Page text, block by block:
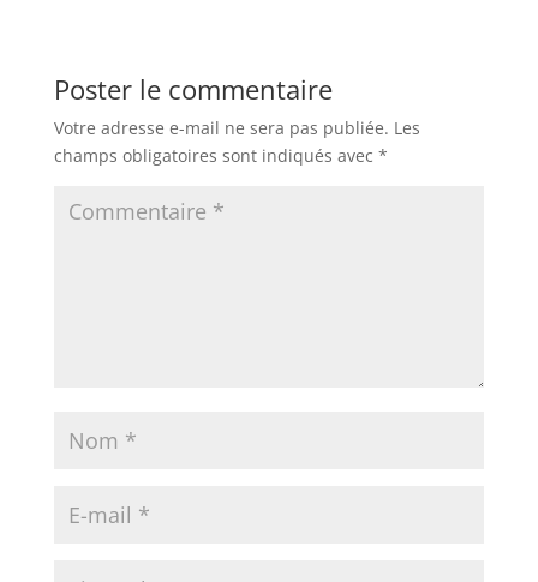
Poster le commentaire
Votre adresse e-mail ne sera pas publiée. Les
champs obligatoires sont indiqués avec *